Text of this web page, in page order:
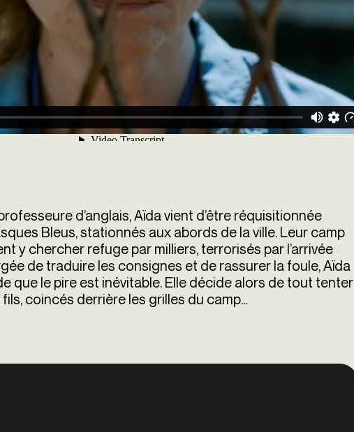
d’anglais, Aïda vient d’être réquisitionnée
Bleus, stationnés aux abords de la ville. Leur camp
y chercher refuge par milliers, terrorisés par l’arrivée
de traduire les consignes et de rassurer la foule,Aïda
que le pire est inévitable. Elle décide alors de tout tenter
coincés derrière les grilles du camp…